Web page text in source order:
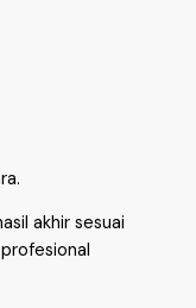
akhir sesuai